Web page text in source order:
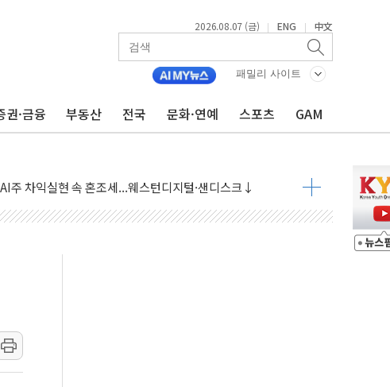
2026.08.07 (금) | ENG | 中文
패밀리 사이트
권·금융 부동산 전국 문화·연예 스포츠 GAM
황 재회…로봇·AI 데이터센터·모빌리티 구체화
나·아이온큐·도어대시↑ VS 샌디스크·피그마·앱러빈↓
주 차익실현 속 혼조세...웨스턴디지털·샌디스크↓
발사에 긴급 안보 점검회의
호조까지, 상승...호실적 보고 기업 상승세 뚜렷
간인 '사파리' 공격… 시민들 공포감 극대화 전략
레버리지 위험수위…숨은 차입이 더 큰 변수"
상…대응 1단계 진압 중
봐야, 경쟁상대 中과 비교해야"